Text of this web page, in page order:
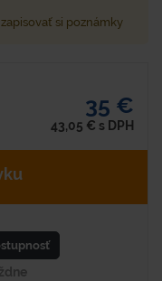
si poznámky
35 €
43,05 € s DPH